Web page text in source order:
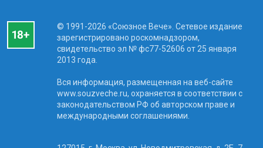
© 1991-2026 «Союзное Вече». Сетевое издание
зарегистрировано роскомнадзором,
свидетельство эл № фc77-52606 от 25 января
2013 года.
Вся информация, размещенная на веб-сайте
www.souzveche.ru, охраняется в соответствии с
законодательством РФ об авторском праве и
международными соглашениями.